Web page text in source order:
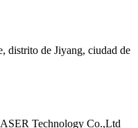
distrito de Jiyang, ciudad de
Technology Co.,Ltd